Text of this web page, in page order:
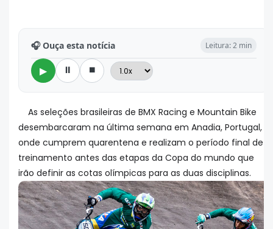
🎧 Ouça esta notícia Leitura: 2 min
▶ ⏸ ⏹
As seleções brasileiras de BMX Racing e Mountain Bike
desembarcaram na última semana em Anadia, Portugal,
onde cumprem quarentena e realizam o período final de
treinamento antes das etapas da Copa do mundo que
irão definir as cotas olímpicas para as duas disciplinas.